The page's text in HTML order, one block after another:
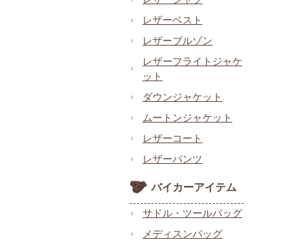
レザーベスト
レザーブルゾン
レザーフライトジャケ
ット
ダウンジャケット
ムートンジャケット
レザーコート
レザーパンツ
バイカーアイテム
サドル・ツールバッグ
メディスンバッグ